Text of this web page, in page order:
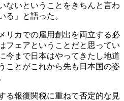
ないということをきちんと言わ
る」と語った。
リカでの雇用創出を両立する必
フェアということだと思ってい
今まで日本はやってきたし地道
ことがこれから先も日本国の姿
る報復関税に重ねて否定的な見